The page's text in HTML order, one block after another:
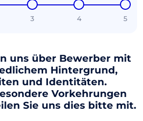
3 4 5
uns über Bewerber mit
Hintergrund,
und Identitäten.
Vorkehrungen
Sie uns dies bitte mit.